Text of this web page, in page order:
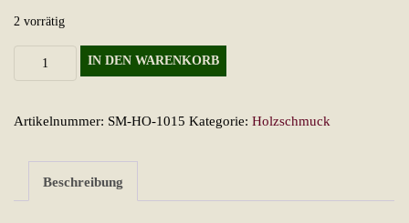
2 vorrätig
Kette
Symbol
IN DEN WARENKORB
Artikelnummer: SM-HO-1015 Kategorie:Holzschmuck
Beschreibung